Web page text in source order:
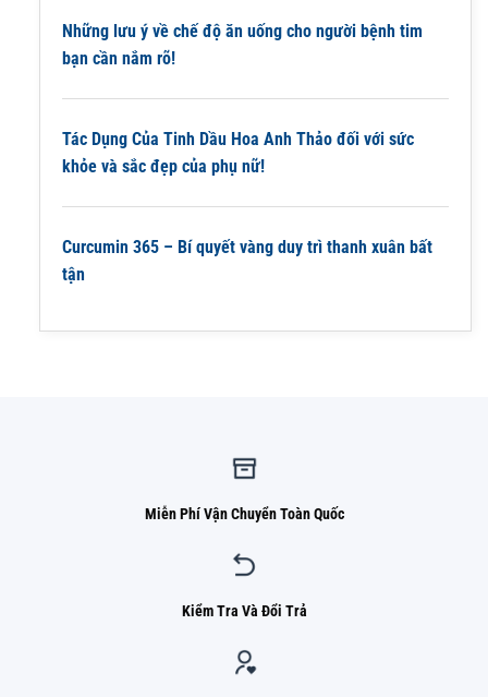
Những lưu ý về chế độ ăn uống cho người bệnh tim
bạn cần nắm rõ!
Tác Dụng Của Tinh Dầu Hoa Anh Thảo đối với sức
khỏe và sắc đẹp của phụ nữ!
Curcumin 365 – Bí quyết vàng duy trì thanh xuân bất
tận
Miễn Phí Vận Chuyển Toàn Quốc
Kiểm Tra Và Đổi Trả